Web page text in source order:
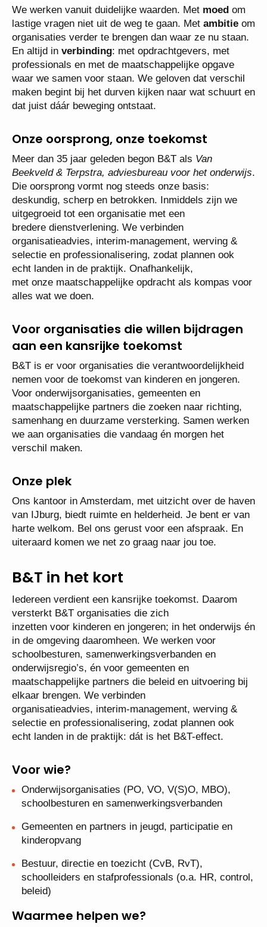
We werken vanuit duidelijke waarden. Met moed om
lastige vragen niet uit de weg te gaan. Met ambitie om
organisaties verder te brengen dan waar ze nu staan.
En altijd in verbinding: met opdrachtgevers, met
professionals en met de maatschappelijke opgave
waar we samen voor staan. We geloven dat verschil
maken begint bij het durven kijken naar wat schuurt en
dat juist dáár beweging ontstaat.
Onze oorsprong, onze toekomst
Meer dan 35 jaar geleden begon B&T als Van
Beekveld & Terpstra, adviesbureau voor het onderwijs.
Die oorsprong vormt nog steeds onze basis:
deskundig, scherp en betrokken. Inmiddels zijn we
uitgegroeid tot een organisatie met een
bredere dienstverlening. We verbinden
organisatieadvies, interim-management, werving &
selectie en professionalisering, zodat plannen ook
echt landen in de praktijk. Onafhankelijk,
met onze maatschappelijke opdracht als kompas voor
alles wat we doen.
Voor organisaties die willen bijdragen
aan een kansrijke toekomst
B&T is er voor organisaties die verantwoordelijkheid
nemen voor de toekomst van kinderen en jongeren.
Voor onderwijsorganisaties, gemeenten en
maatschappelijke partners die zoeken naar richting,
samenhang en duurzame versterking. Samen werken
we aan organisaties die vandaag én morgen het
verschil maken.
Onze plek
Ons kantoor in Amsterdam, met uitzicht over de haven
van IJburg, biedt ruimte en helderheid. Je bent er van
harte welkom. Bel ons gerust voor een afspraak. En
uiteraard komen we net zo graag naar jou toe.
B&T in het kort
Iedereen verdient een kansrijke toekomst. Daarom
versterkt B&T organisaties die zich
inzetten voor kinderen en jongeren; in het onderwijs én
in de omgeving daaromheen. We werken voor
schoolbesturen, samenwerkingsverbanden en
onderwijsregio’s, én voor gemeenten en
maatschappelijke partners die beleid en uitvoering bij
elkaar brengen. We verbinden
organisatieadvies, interim-management, werving &
selectie en professionalisering, zodat plannen ook
echt landen in de praktijk: dát is het B&T-effect.
Voor wie?
Onderwijsorganisaties (PO, VO, V(S)O, MBO),
schoolbesturen en samenwerkingsverbanden
Gemeenten en partners in jeugd, participatie en
kinderopvang
Bestuur, directie en toezicht (CvB, RvT),
schoolleiders en stafprofessionals (o.a. HR, control,
beleid)
Waarmee helpen we?